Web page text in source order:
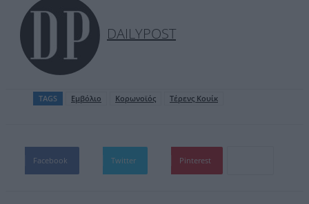
DAILYPOST
TAGS Εμβόλιο Κορωνοϊός Τέρενς Κουίκ
Facebook Twitter Pinterest